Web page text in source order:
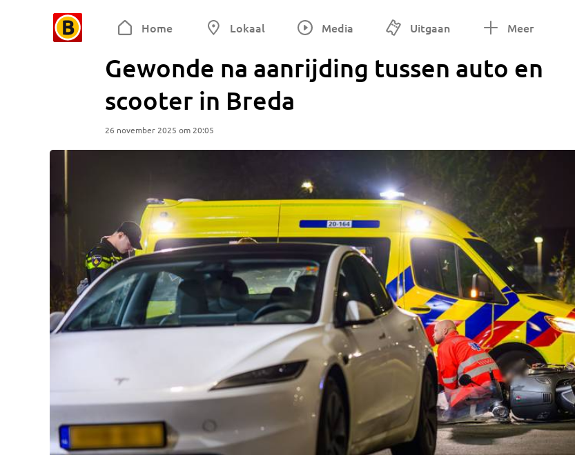
Home Lokaal Media Uitgaan Meer
Gewonde na aanrijding tussen auto en
scooter in Breda
26 november 2025 om 20:05